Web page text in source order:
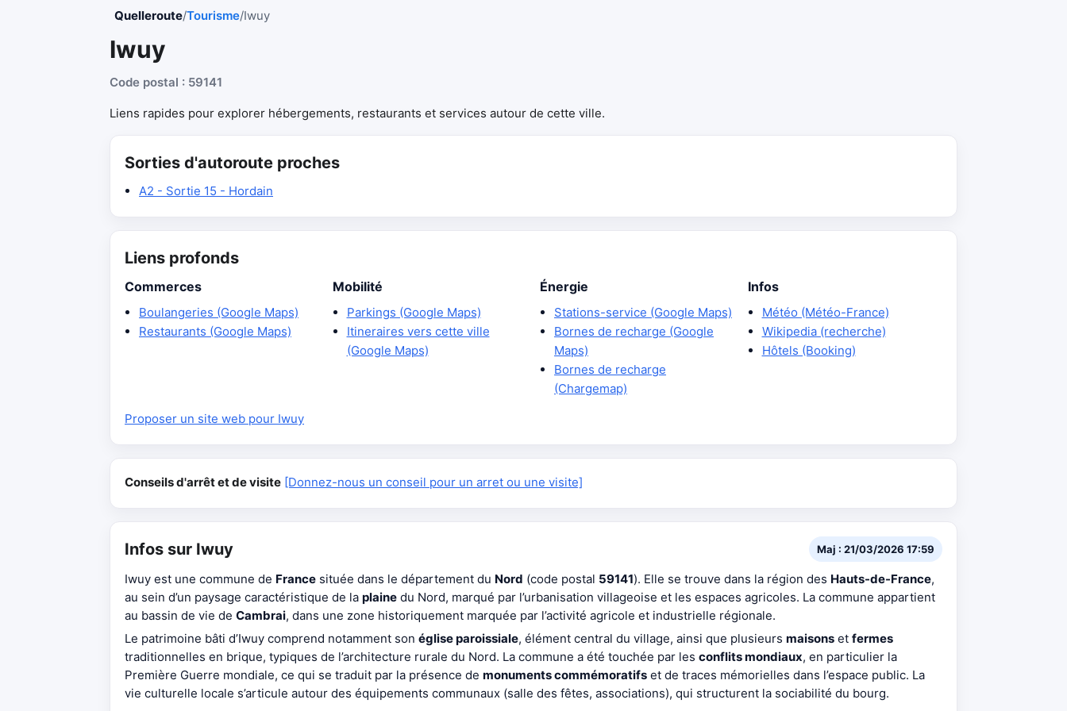
Quelleroute/Tourisme/Iwuy
Iwuy
Code postal : 59141
Liens rapides pour explorer hébergements, restaurants et services autour de cette ville.
Sorties d'autoroute proches
A2 - Sortie 15 - Hordain
Liens profonds
Commerces
Boulangeries (Google Maps)
Restaurants (Google Maps)
Mobilité
Parkings (Google Maps)
Itineraires vers cette ville
(Google Maps)
Énergie
Stations-service (Google Maps)
Bornes de recharge (Google
Maps)
Bornes de recharge
(Chargemap)
Infos
Météo (Météo-France)
Wikipedia (recherche)
Hôtels (Booking)
Proposer un site web pour Iwuy
Conseils d'arrêt et de visite [Donnez-nous un conseil pour un arret ou une visite]
Infos sur Iwuy Maj : 21/03/2026 17:59
Iwuy est une commune de France située dans le département du Nord (code postal 59141). Elle se trouve dans la région des Hauts-de-France,
au sein d’un paysage caractéristique de la plaine du Nord, marqué par l’urbanisation villageoise et les espaces agricoles. La commune appartient
au bassin de vie de Cambrai, dans une zone historiquement marquée par l’activité agricole et industrielle régionale.
Le patrimoine bâti d’Iwuy comprend notamment son église paroissiale, élément central du village, ainsi que plusieurs maisons et fermes
traditionnelles en brique, typiques de l’architecture rurale du Nord. La commune a été touchée par les conflits mondiaux, en particulier la
Première Guerre mondiale, ce qui se traduit par la présence de monuments commémoratifs et de traces mémorielles dans l’espace public. La
vie culturelle locale s’articule autour des équipements communaux (salle des fêtes, associations), qui structurent la sociabilité du bourg.